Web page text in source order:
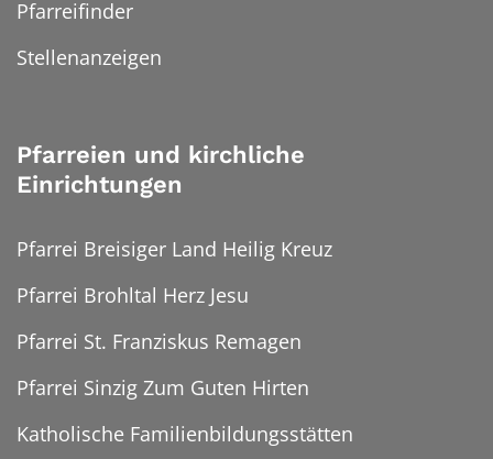
Pfarreifinder
Stellenanzeigen
Pfarreien und kirchliche
Einrichtungen
Pfarrei Breisiger Land Heilig Kreuz
Pfarrei Brohltal Herz Jesu
Pfarrei St. Franziskus Remagen
Pfarrei Sinzig Zum Guten Hirten
Katholische Familienbildungsstätten